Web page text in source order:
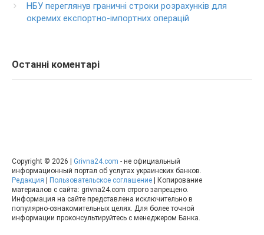
0-800-500-804
НБУ переглянув граничні строки розрахунків для
окремих експортно-імпортних операцій
Останні коментарі
Copyright © 2026 | Grivna24.com - не официальный
информационный портал об услугах украинских банков.
Редакция
Пользовательское соглашение
| Копирование
материалов с сайта: grivna24.com строго запрещено.
Информация на сайте представлена исключительно в
популярно-ознакомительных целях. Для более точной
информации проконсультируйтесь с менеджером Банка.